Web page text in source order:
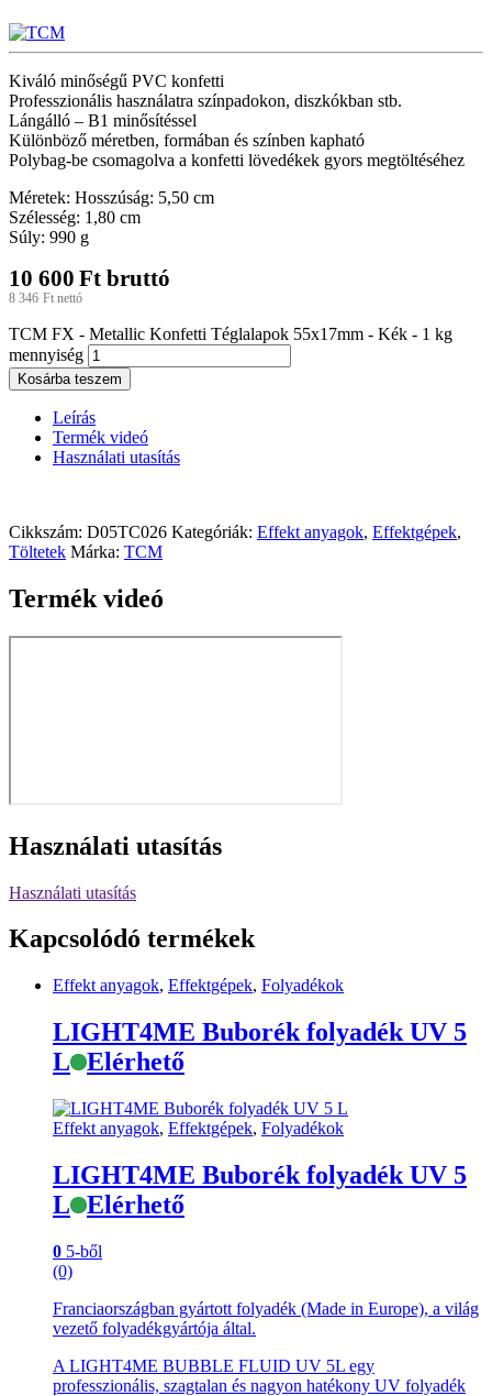
Kiváló minőségű PVC konfetti
Professzionális használatra színpadokon, diszkókban stb.
Lángálló – B1 minősítéssel
Különböző méretben, formában és színben kapható
Polybag-be csomagolva a konfetti lövedékek gyors megtöltéséhez
Méretek: Hosszúság: 5,50 cm
Szélesség: 1,80 cm
Súly: 990 g
10 600 Ft bruttó
8 346 Ft nettó
TCM FX - Metallic Konfetti Téglalapok 55x17mm - Kék - 1 kg
mennyiség
Kosárba teszem
Leírás
Termék videó
Használati utasítás
Cikkszám: D05TC026 Kategóriák: Effekt anyagok, Effektgépek,
Töltetek Márka: TCM
Termék videó
Használati utasítás
Használati utasítás
Kapcsolódó termékek
Effekt anyagok, Effektgépek, Folyadékok
LIGHT4ME Buborék folyadék UV 5
L
Elérhető
Effekt anyagok, Effektgépek, Folyadékok
LIGHT4ME Buborék folyadék UV 5
L
Elérhető
0 5-ből
(0)
Franciaországban gyártott folyadék (Made in Europe), a világ
vezető folyadékgyártója által.
A LIGHT4ME BUBBLE FLUID UV 5L egy
professzionális, szagtalan és nagyon hatékony UV folyadék